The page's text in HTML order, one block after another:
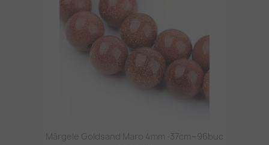
Mărgele Goldsand Maro 4mm -37cm~96buc